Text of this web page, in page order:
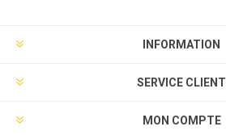
INFORMATION
SERVICE CLIENT
MON COMPTE